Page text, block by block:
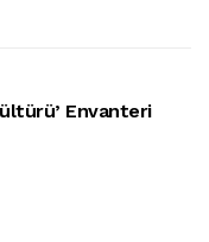
Envanteri